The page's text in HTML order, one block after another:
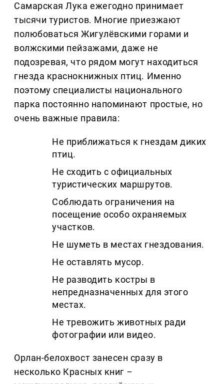
Самарская Лука ежегодно принимает
тысячи туристов. Многие приезжают
полюбоваться Жигулёвскими горами и
волжскими пейзажами, даже не
подозревая, что рядом могут находиться
гнезда краснокнижных птиц. Именно
поэтому специалисты национального
парка постоянно напоминают простые, но
очень важные правила:
Не приближаться к гнездам диких
птиц.
Не сходить с официальных
туристических маршрутов.
Соблюдать ограничения на
посещение особо охраняемых
участков.
Не шуметь в местах гнездования.
Не оставлять мусор.
Не разводить костры в
непредназначенных для этого
местах.
Не тревожить животных ради
фотографии или видео.
Орлан-белохвост занесен сразу в
несколько Красных книг –